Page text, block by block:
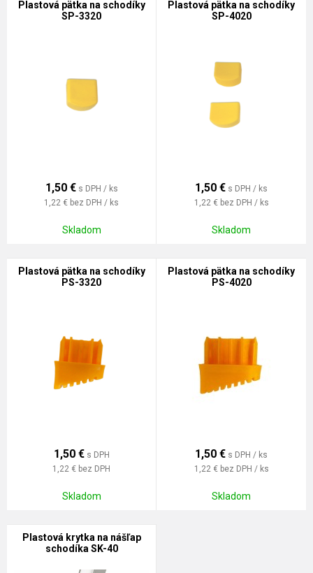
Plastová pätka na schodíky
SP-3320
1,50 € s DPH / ks
1,22 € bez DPH / ks
Skladom
Plastová pätka na schodíky
SP-4020
1,50 € s DPH / ks
1,22 € bez DPH / ks
Skladom
Plastová pätka na schodíky
PS-3320
1,50 € s DPH
1,22 € bez DPH
Skladom
Plastová pätka na schodíky
PS-4020
1,50 € s DPH / ks
1,22 € bez DPH / ks
Skladom
Plastová krytka na nášľap
schodíka SK-40